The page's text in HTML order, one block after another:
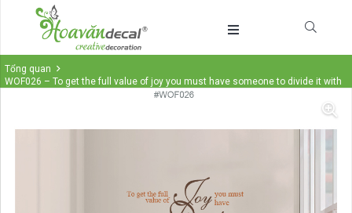
Tổng quan
WOF026 – To get the full value of joy you must have someone to divide it with